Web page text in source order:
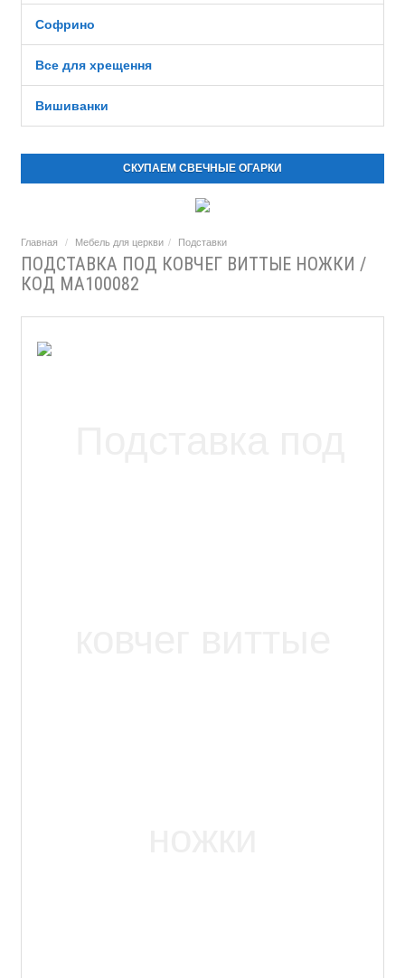
Софрино
Все для хрещення
Вишиванки
СКУПАЕМ СВЕЧНЫЕ ОГАРКИ
Главная Мебель для церкви Подставки
ПОДСТАВКА ПОД КОВЧЕГ ВИТТЫЕ НОЖКИ /
КОД МА100082